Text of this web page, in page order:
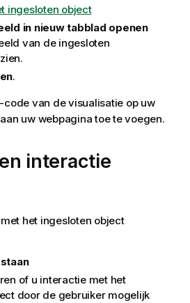
ingesloten object
in nieuw tabblad openen
van de ingesloten
.
-code van de visualisatie op uw
uw webpagina toe te voegen.
interactie
het ingesloten object
of u interactie met het
door de gebruiker mogelijk